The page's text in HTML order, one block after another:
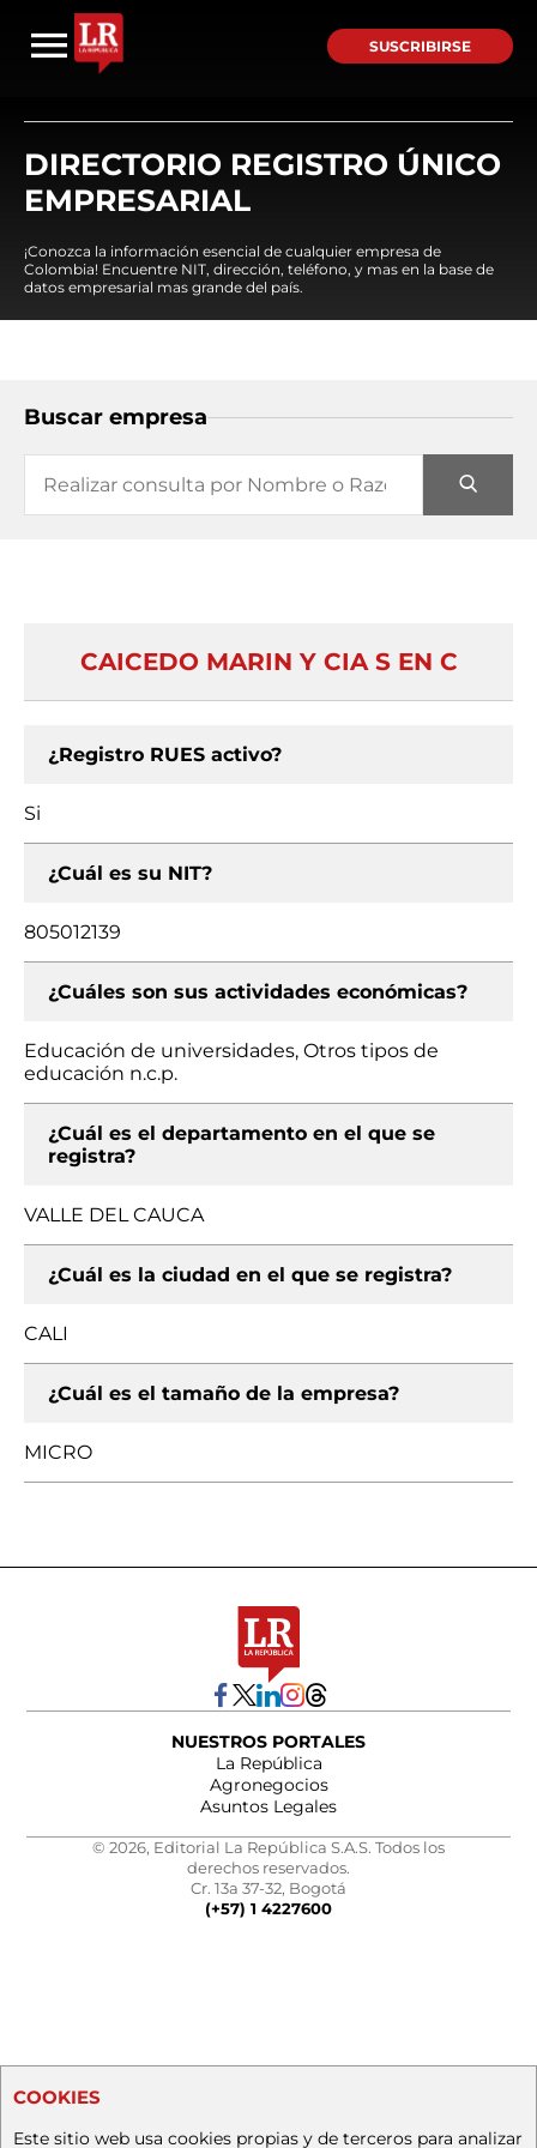
SUSCRIBIRSE
DIRECTORIO REGISTRO ÚNICO
EMPRESARIAL
¡Conozca la información esencial de cualquier empresa de
Colombia! Encuentre NIT, dirección, teléfono, y mas en la base de
datos empresarial mas grande del país.
Buscar empresa
CAICEDO MARIN Y CIA S EN C
¿Registro RUES activo?
Si
¿Cuál es su NIT?
805012139
¿Cuáles son sus actividades económicas?
Educación de universidades, Otros tipos de
educación n.c.p.
¿Cuál es el departamento en el que se
registra?
VALLE DEL CAUCA
¿Cuál es la ciudad en el que se registra?
CALI
¿Cuál es el tamaño de la empresa?
MICRO
NUESTROS PORTALES
La República
Agronegocios
Asuntos Legales
© 2026, Editorial La República S.A.S. Todos los
derechos reservados.
Cr. 13a 37-32, Bogotá
(+57) 1 4227600
COOKIES
Este sitio web usa cookies propias y de terceros para analizar